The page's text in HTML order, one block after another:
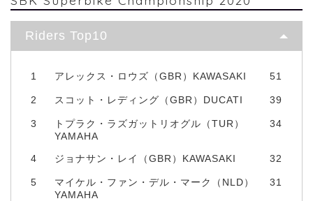
Riders Top10
1 アレックス・ロウズ（GBR）KAWASAKI 51
2 スコット・レディング（GBR）DUCATI 39
3
トプラク・ラズガットリオグル（TUR）
YAMAHA
34
4 ジョナサン・レイ（GBR）KAWASAKI 32
5
マイケル・ファン・デル・マーク（NLD）
YAMAHA
31